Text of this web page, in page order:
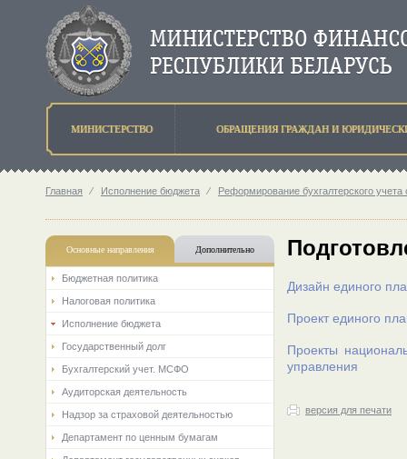
МИНИСТЕРСТВО ОБРАЩЕНИЯ ГРАЖДАН И
Главная ⁄ Исполнение бюджета ⁄ Реформирование бухгалтерского учета
Основные направления Дополнительно
Бюджетная политика
Налоговая политика
Исполнение бюджета
Государственный долг
Бухгалтерский учет. МСФО
Аудиторская деятельность
Надзор за страховой деятельностью
Департамент по ценным бумагам
Дизайн единого
Проект единого
Проекты
управления
версия для печати